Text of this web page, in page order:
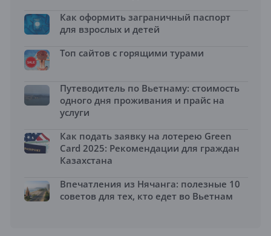
Как оформить заграничный паспорт
для взрослых и детей
Топ сайтов с горящими турами
Путеводитель по Вьетнаму: стоимость
одного дня проживания и прайс на
услуги
Как подать заявку на лотерею Green
Card 2025: Рекомендации для граждан
Казахстана
Впечатления из Нячанга: полезные 10
советов для тех, кто едет во Вьетнам